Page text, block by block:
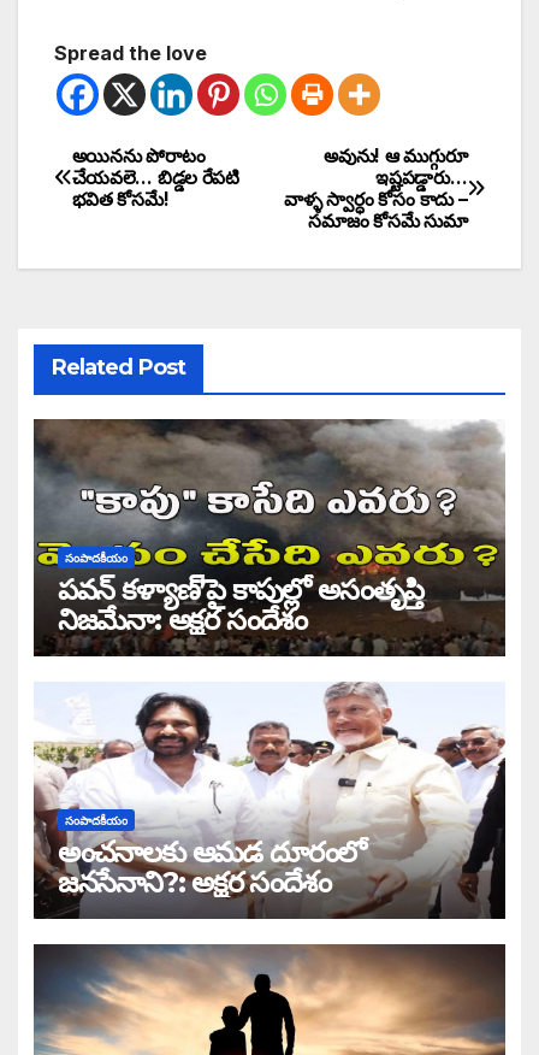
Spread the love
అవును! ఆ ముగ్గురూ
ఇష్టపడ్డారు…
వాళ్ళ స్వార్ధం కోసం కాదు –
సమాజం కోసమే సుమా
అయినను పోరాటం
చేయవలె… బిడ్డల రేపటి
భవిత కోసమే!
Related Post
సంపాదకీయం
పవన్ కళ్యాణ్’పై కాపుల్లో అసంతృప్తి
నిజమేనా: అక్షర సందేశం
సంపాదకీయం
అంచనాలకు ఆమడ దూరంలో
జనసేనాని?: అక్షర సందేశం